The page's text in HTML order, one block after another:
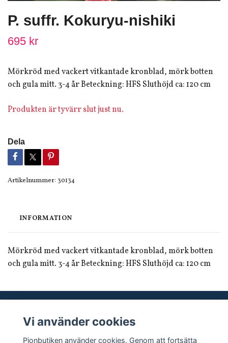
P. suffr. Kokuryu-nishiki
695 kr
Mörkröd med vackert vitkantade kronblad, mörk botten
och gula mitt. 3-4 år Beteckning: HFS Sluthöjd ca: 120 cm
Produkten är tyvärr slut just nu.
Dela
Artikelnummer: 30134
INFORMATION
Mörkröd med vackert vitkantade kronblad, mörk botten
och gula mitt. 3-4 år Beteckning: HFS Sluthöjd ca: 120 cm
Sociala medier
Vi använder cookies
Pionbutiken använder cookies. Genom att fortsätta